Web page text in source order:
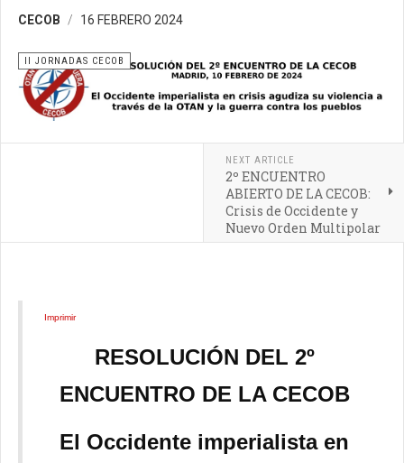
CECOB 16 FEBRERO 2024
II JORNADAS CECOB
NEXT ARTICLE
2º ENCUENTRO
ABIERTO DE LA CECOB:
Crisis de Occidente y
Nuevo Orden Multipolar
Imprimir
RESOLUCIÓN DEL 2º
ENCUENTRO DE LA CECOB
El Occidente imperialista en